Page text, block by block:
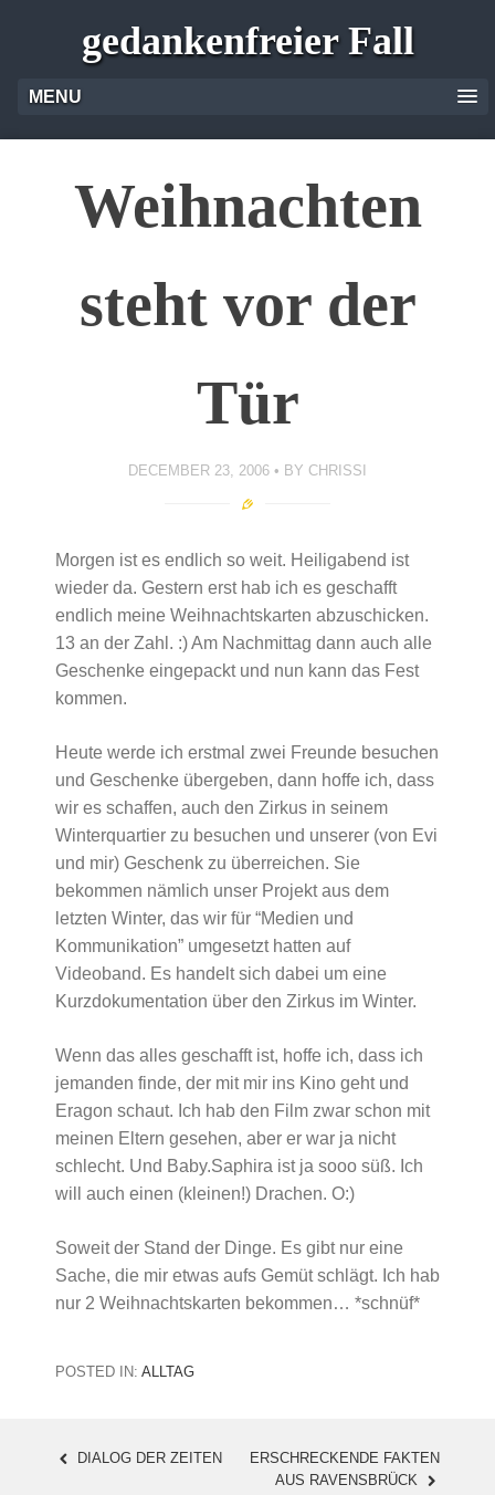
gedankenfreier Fall
MENU
Weihnachten
steht vor der
Tür
DECEMBER 23, 2006 BY CHRISSI
Morgen ist es endlich so weit. Heiligabend ist
wieder da. Gestern erst hab ich es geschafft
endlich meine Weihnachtskarten abzuschicken.
13 an der Zahl. :) Am Nachmittag dann auch alle
Geschenke eingepackt und nun kann das Fest
kommen.
Heute werde ich erstmal zwei Freunde besuchen
und Geschenke übergeben, dann hoffe ich, dass
wir es schaffen, auch den Zirkus in seinem
Winterquartier zu besuchen und unserer (von Evi
und mir) Geschenk zu überreichen. Sie
bekommen nämlich unser Projekt aus dem
letzten Winter, das wir für “Medien und
Kommunikation” umgesetzt hatten auf
Videoband. Es handelt sich dabei um eine
Kurzdokumentation über den Zirkus im Winter.
Wenn das alles geschafft ist, hoffe ich, dass ich
jemanden finde, der mit mir ins Kino geht und
Eragon schaut. Ich hab den Film zwar schon mit
meinen Eltern gesehen, aber er war ja nicht
schlecht. Und Baby.Saphira ist ja sooo süß. Ich
will auch einen (kleinen!) Drachen. O:)
Soweit der Stand der Dinge. Es gibt nur eine
Sache, die mir etwas aufs Gemüt schlägt. Ich hab
nur 2 Weihnachtskarten bekommen… *schnüf*
POSTED IN: ALLTAG
POST
DIALOG DER ZEITEN
ERSCHRECKENDE FAKTEN
AUS RAVENSBRÜCK